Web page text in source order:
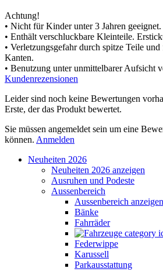
Achtung!
• Nicht für Kinder unter 3 Jahren geeignet.
• Enthält verschluckbare Kleinteile.
• Verletzungsgefahr durch spitze Teile
Kanten.
• Benutzung unter unmittelbarer Aufsicht
Kundenrezensionen
Leider sind noch keine Bewertungen
Erste, der das Produkt bewertet.
Sie müssen angemeldet sein um eine
können. Anmelden
Neuheiten 2026
Neuheiten 2026 anzeigen
Ausruhen und Podeste
Aussenbereich
Aussenbereich anzeigen
Bänke
Fahrräder
Federwippe
Karussell
Parkausstattung